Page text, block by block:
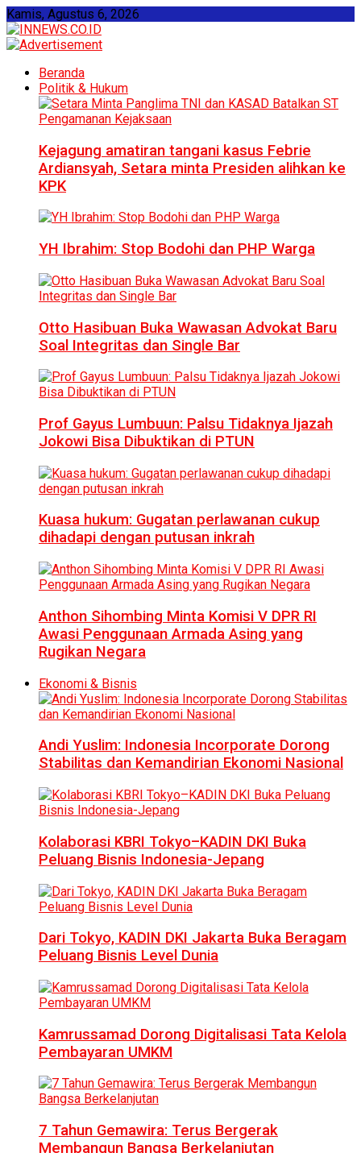
Kamis, Agustus 6, 2026
Beranda
Politik & Hukum
Kejagung amatiran tangani kasus Febrie
Ardiansyah, Setara minta Presiden alihkan ke
KPK
YH Ibrahim: Stop Bodohi dan PHP Warga
Otto Hasibuan Buka Wawasan Advokat Baru
Soal Integritas dan Single Bar
Prof Gayus Lumbuun: Palsu Tidaknya Ijazah
Jokowi Bisa Dibuktikan di PTUN
Kuasa hukum: Gugatan perlawanan cukup
dihadapi dengan putusan inkrah
Anthon Sihombing Minta Komisi V DPR RI
Awasi Penggunaan Armada Asing yang
Rugikan Negara
Ekonomi & Bisnis
Andi Yuslim: Indonesia Incorporate Dorong
Stabilitas dan Kemandirian Ekonomi Nasional
Kolaborasi KBRI Tokyo–KADIN DKI Buka
Peluang Bisnis Indonesia-Jepang
Dari Tokyo, KADIN DKI Jakarta Buka Beragam
Peluang Bisnis Level Dunia
Kamrussamad Dorong Digitalisasi Tata Kelola
Pembayaran UMKM
7 Tahun Gemawira: Terus Bergerak
Membangun Bangsa Berkelanjutan